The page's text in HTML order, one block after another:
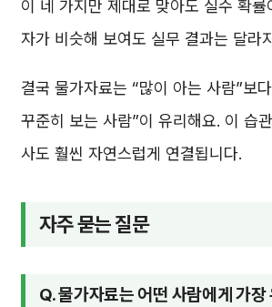
이 네 가지만 제대로 맞아도 실수 확률
자가 비슷해 보여도 실무 결과는 달라
결국 물가자료는 “많이 아는 사람”보
꾸준히 보는 사람”이 유리해요. 이 습
사도 훨씬 자연스럽게 연결됩니다.
자주 묻는 질문
Q. 물가자료는 어떤 사람에게 가